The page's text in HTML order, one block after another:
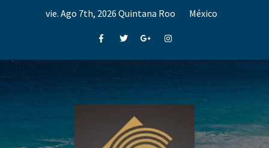
vie. Ago 7th, 2026 Quintana Roo México
FacebookTwitterGoogle+Instagram